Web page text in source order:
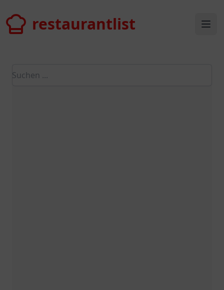
restaurantlistrestaurantlist